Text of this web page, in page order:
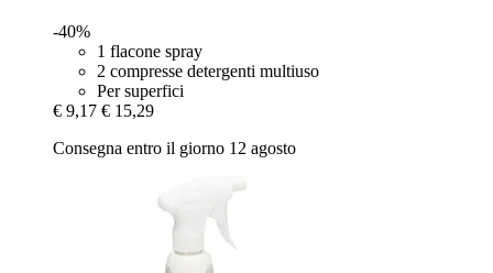
-40%
1 flacone spray
2 compresse detergenti multiuso
Per superfici
€ 9,17 € 15,29
Consegna entro il giorno 12 agosto